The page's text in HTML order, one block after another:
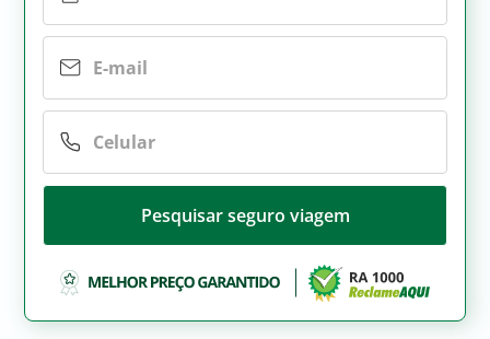
Pesquisar seguro viagem